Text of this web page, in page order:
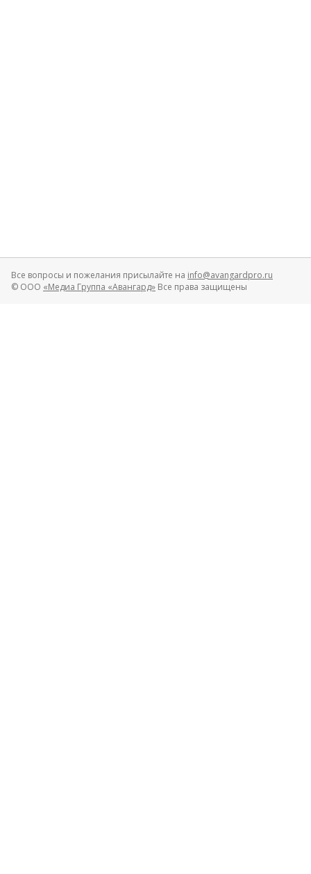
Все вопросы и пожелания присылайте на info@avangardpro.ru
© ООО «Медиа Группа «Авангард» Все права защищены